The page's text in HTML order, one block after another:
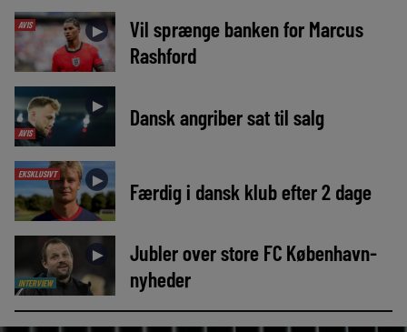
AVIS ►
Vil sprænge banken for Marcus
Rashford
AVIS
► Dansk angriber sat til salg
EKSKLUSIVT ► Færdig i dansk klub efter 2 dage
INTERVIEW
►
Jubler over store FC København-
nyheder